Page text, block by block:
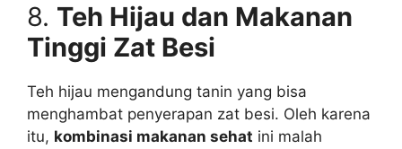
8. Teh Hijau dan Makanan
Tinggi Zat Besi
Teh hijau mengandung tanin yang bisa
menghambat penyerapan zat besi. Oleh karena
itu, kombinasi makanan sehat ini malah